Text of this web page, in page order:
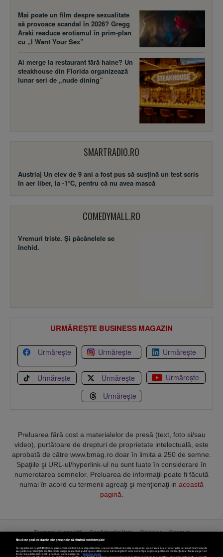
Mai poate un film despre sexualitate
să provoace scandal în 2026? Gregg
Araki readuce erotismul în prim-plan
cu „I Want Your Sex”
Ai merge la restaurant fără haine? Un
steakhouse din Florida organizează
lunar seri de „nude dining”
SMARTRADIO.RO
Austria| Un elev de 9 ani a fost pus să susţină un test scris
în aer liber, la -1°C, pentru că nu avea mască
COMEDYMALL.RO
Vremuri triste. Şi păcănelele se
închid.
URMĂREȘTE BUSINESS MAGAZIN
Urmărește Urmărește Urmărește
Urmărește Urmărește
Urmărește
Urmărește
Preluarea fără cost a materialelor de presă (text, foto si/sau
video), purtătoare de drepturi de proprietate intelectuală, este
aprobată de către www.bmag.ro doar în limita a 250 de semne.
Spaţiile şi URL-ul/hyperlink-ul nu sunt luate în considerare în
numerotarea semnelor. Preluarea de informaţii poate fi făcută
numai în acord cu termenii agreaţi şi menţionaţi in această
pagină
Termeni și condiții Confidențialitate Cookies Contact
Copyright © 2025 BUSINESSMEX S.A.
Nouă ne pasă ca datele tale personale să rămână confidențiale
Noi și partenerii noștri589stocăm și/sau accesăm informații pe dispozitivul dvs., precum identificatorii cookie unici pentru prelucrarea datelor cu caracter personal. Puteți accepta
sau gestiona preferințele dvs. făcând clic mai jos, respectiv vă puteți opune utilizării unui interes legitim în orice moment pe pagina cu politica de confidențialitate. Aceste alegeri vor
fi raportate partenerilor noștri și nu vă vor afecta navigarea.
Mai multe detalii